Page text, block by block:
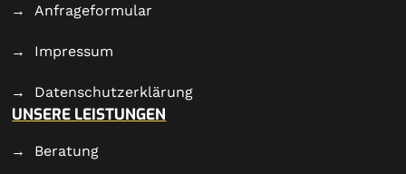
Anfrageformular
Impressum
Datenschutzerklärung
UNSERE LEISTUNGEN
Beratung